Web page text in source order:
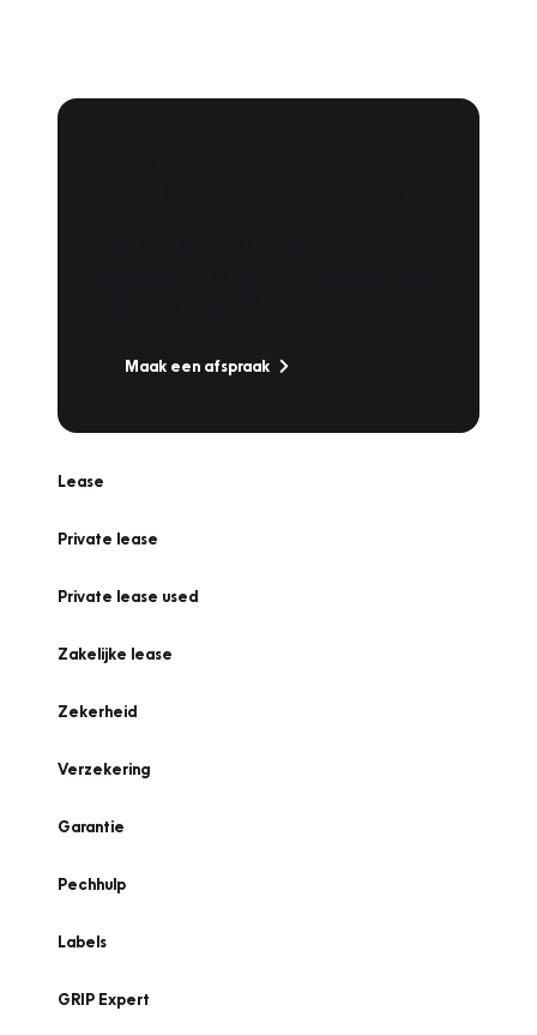
Maak een afspraak
Lease
Private lease
Private lease used
Zakelijke lease
Zekerheid
Verzekering
Garantie
Pechhulp
Labels
GRIP Expert